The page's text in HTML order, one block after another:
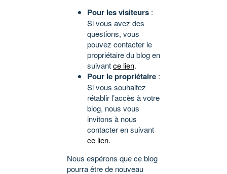
Pour les visiteurs :
Si vous avez des
questions, vous
pouvez contacter le
propriétaire du blog en
suivantce lien.
Pour le propriétaire :
Si vous souhaitez
rétablir l’accès à votre
blog, nous vous
invitons à nous
contacter en suivant
ce lien.
Nous espérons que ce blog
pourra être de nouveau